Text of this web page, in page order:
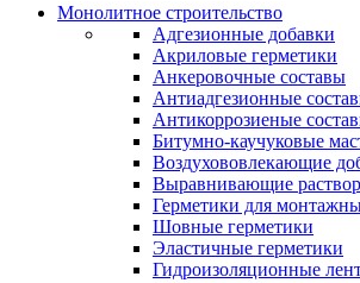
Монолитное строительство
Адгезионные добавки
Акриловые герметики
Анкеровочные составы
Антиадгезионные
Антикоррозиеные
Битумно-каучуковые
Воздухововлекающие
Выравнивающие
Герметики для
Шовные герметики
Эластичные герметики
Гидроизоляционные